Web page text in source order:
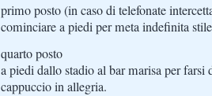
primo posto (in caso di telefonate
cominciare a piedi per meta indefinita
quarto posto
a piedi dallo stadio al bar marisa per farsi
cappuccio in allegria.